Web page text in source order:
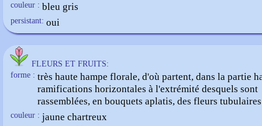
couleur : bleu gris
persistant: oui
FLEURS ET FRUITS:
forme : très haute hampe florale, d'où partent, dans la partie
ramifications horizontales à l'extrémité desquels sont
rassemblées, en bouquets aplatis, des fleurs tubulaires
couleur : jaune chartreux